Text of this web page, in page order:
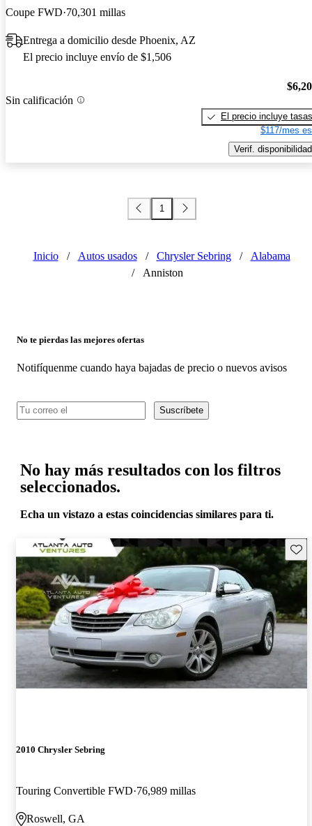
Coupe FWD 70,301 millas
Entrega a domicilio desde Phoenix, AZ
El precio incluye envío de $1,506
Sin calificación
El precio incluye tasas
$117/mes
Verif. disponibilidad
1
Inicio / Autos usados / Chrysler Sebring /
Alabama
/
Anniston
No te pierdas las mejores ofertas
Notifíquenme cuando haya bajadas de precio o nuevos avisos
Suscríbete
No hay más resultados con los filtros
seleccionados.
Echa un vistazo a estas coincidencias similares para ti.
2010 Chrysler Sebring
Touring Convertible FWD 76,989 millas
Roswell, GA